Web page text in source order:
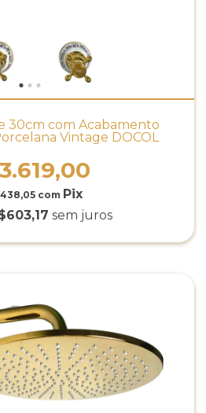
30cm com Acabamento
Vintage DOCOL
com
sem juros